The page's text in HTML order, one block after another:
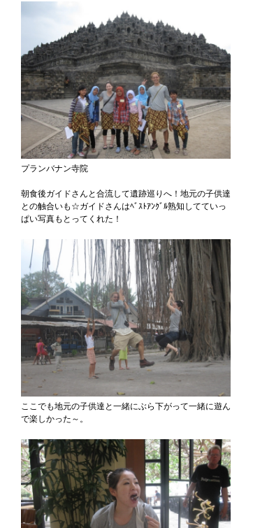
プランバナン寺院
朝食後ガイドさんと合流して遺跡巡りへ！地元の子供達
との触合いも☆ガイドさんはﾍﾞｽﾄｱﾝｸﾞﾙ熟知してていっ
ぱい写真もとってくれた！
ここでも地元の子供達と一緒にぶら下がって一緒に遊ん
で楽しかった～。